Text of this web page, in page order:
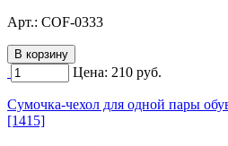
Арт.: COF-0333
Цена: 210 руб.
Сумочка-чехол для одной пары
[1415]